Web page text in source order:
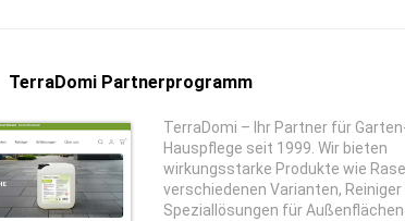
TerraDomi Partnerprogramm
TerraDomi – Ihr Partner für
Hauspflege seit 1999. Wir bieten
wirkungsstarke Produkte wie
verschiedenen Varianten, Reiniger
Speziallösungen für